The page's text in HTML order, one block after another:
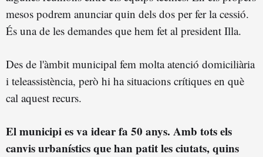
mesos podrem anunciar quin dels dos per fer la cessió.
És una de les demandes que hem fet al president Illa.
Des de l'àmbit municipal fem molta atenció domiciliària
i teleassistència, però hi ha situacions crítiques en què
cal aquest recurs.
El municipi es va idear fa 50 anys. Amb tots els
canvis urbanístics que han patit les ciutats, quins